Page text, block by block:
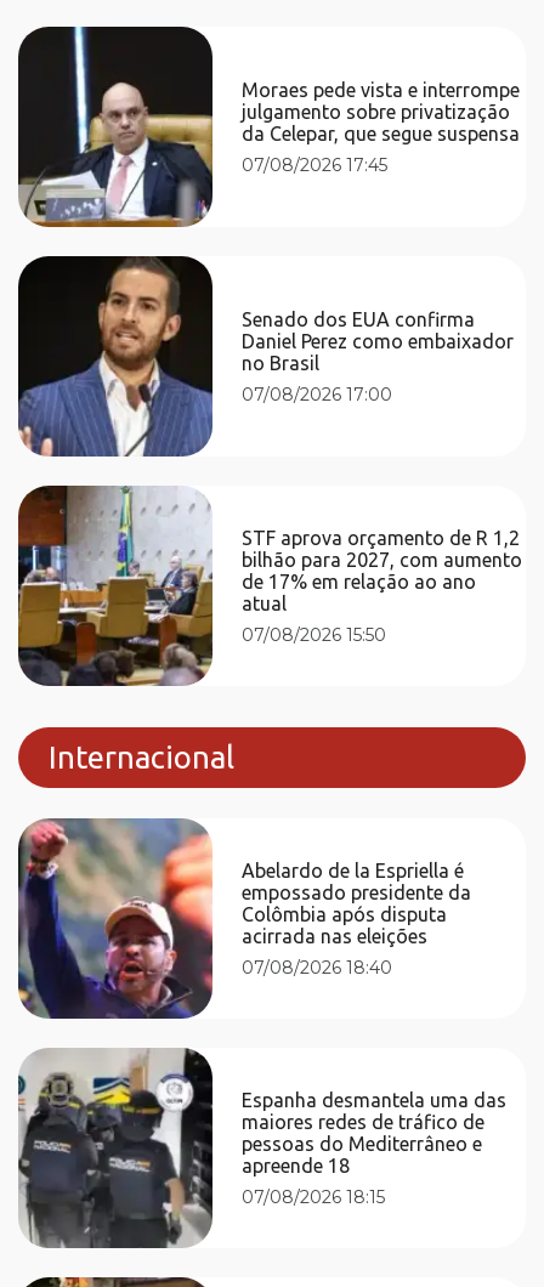
Moraes pede vista e interrompe
julgamento sobre privatização
da Celepar, que segue suspensa
07/08/2026 17:45
Senado dos EUA confirma
Daniel Perez como embaixador
no Brasil
07/08/2026 17:00
STF aprova orçamento de R 1,2
bilhão para 2027, com aumento
de 17% em relação ao ano
atual
07/08/2026 15:50
Internacional
Abelardo de la Espriella é
empossado presidente da
Colômbia após disputa
acirrada nas eleições
07/08/2026 18:40
Espanha desmantela uma das
maiores redes de tráfico de
pessoas do Mediterrâneo e
apreende 18
07/08/2026 18:15